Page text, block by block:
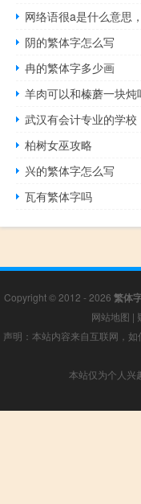
网络语很a是什么意思
阴的繁体字怎么写
冉的繁体字多少画
羊肉可以和榛蘑一块炖
武汉有会计专业的学校
柏树女巫攻略
兴的繁体字怎么写
瓦有繁体字吗
Copyright © 2012 - 2026 繁体
网站地图 |
声明：本站内容来自互联网，
本站仅为个人兴